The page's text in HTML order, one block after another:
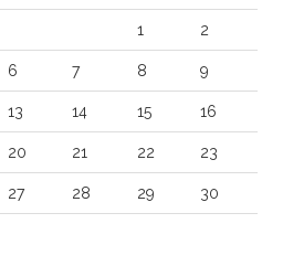
1 2
6 7 8 9
13 14 15 16
20 21 22 23
27 28 29 30